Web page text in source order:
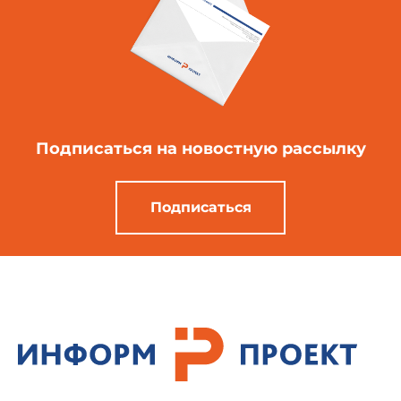
Подписаться на новостную рассылку
Подписаться